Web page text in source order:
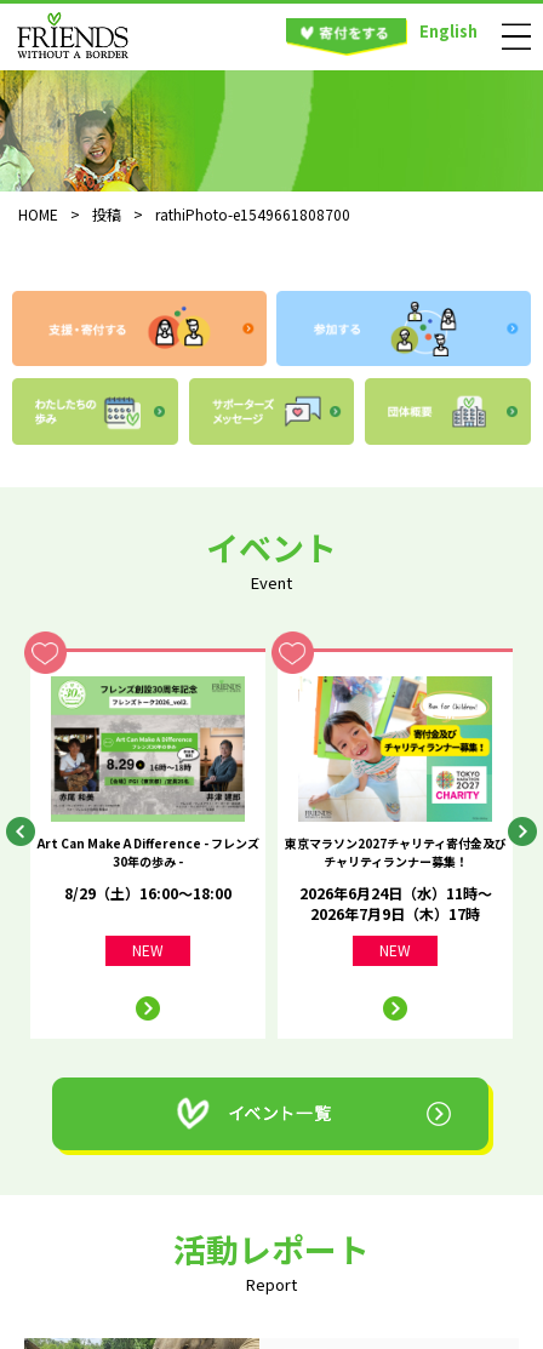
English
HOME > 投稿 > rathiPhoto-e1549661808700
イベント
Event
Art Can Make A Difference - フレンズ
30年の歩み -
8/29（土）16:00～18:00
NEW
東京マラソン2027チャリティ寄付金及び
チャリティランナー募集！
2026年6月24日（水）11時～
2026年7月9日（木）17時
NEW
活動レポート
Report